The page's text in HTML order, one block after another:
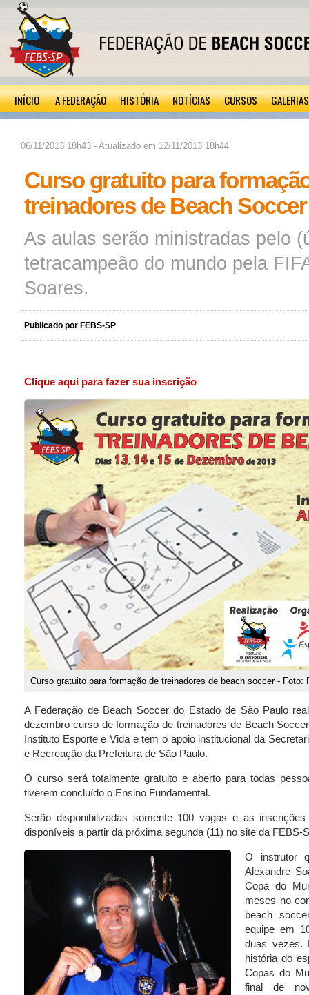
INÍCIO A FEDERAÇÃO HISTÓRIA NOTÍCIAS CURSOS GALERIAS
06/11/2013 18h43 - Atualizado em 12/11/2013 18h44
Curso gratuito para
treinadores de Beach Soccer
As aulas serão ministradas pelo
tetracampeão do mundo pela
Soares.
Publicado por FEBS-SP
Clique aqui para fazer sua inscrição
Curso gratuito para formação de treinadores de beach soccer - Foto:
A Federação de Beach Soccer do Estado de São Paulo
dezembro curso de formação de treinadores de Beach
Instituto Esporte e Vida e tem o apoio institucional da
e Recreação da Prefeitura de São Paulo.
O curso será totalmente gratuito e aberto para todas
tiverem concluído o Ensino Fundamental.
Serão disponibilizadas somente 100 vagas e as
disponíveis a partir da próxima segunda (11) no site da FEBS-
O instrutor
Alexandre
Copa do
meses no
beach
equipe em
duas vezes.
história do
Copas do
final de